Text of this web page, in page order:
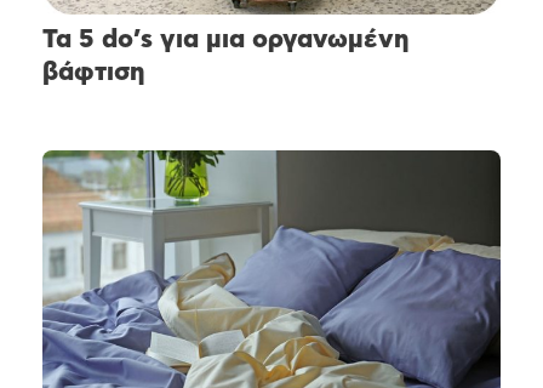
Τα 5 do’s για μια οργανωμένη
βάφτιση